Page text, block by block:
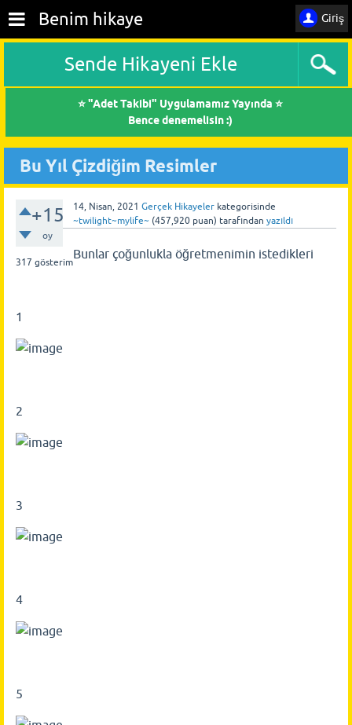
Giriş
Benim hikaye
Sende Hikayeni Ekle
⭐ "Adet Takibi" Uygulamamız Yayında ⭐
Bence denemelisin :)
Bu Yıl Çizdiğim Resimler
+15
oy
317 gösterim
14, Nisan, 2021 Gerçek Hikayeler kategorisinde
~twilight~mylife~ (457,920 puan) tarafından yazıldı
Bunlar çoğunlukla öğretmenimin istedikleri
1
2
3
4
5